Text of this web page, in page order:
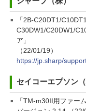
「2B-C20DT1/
C30DW1/C20DW1/
ア」
（22/01/19）
https://jp.sharp/
セイコーエプソン（
「TM-m30II用ファー